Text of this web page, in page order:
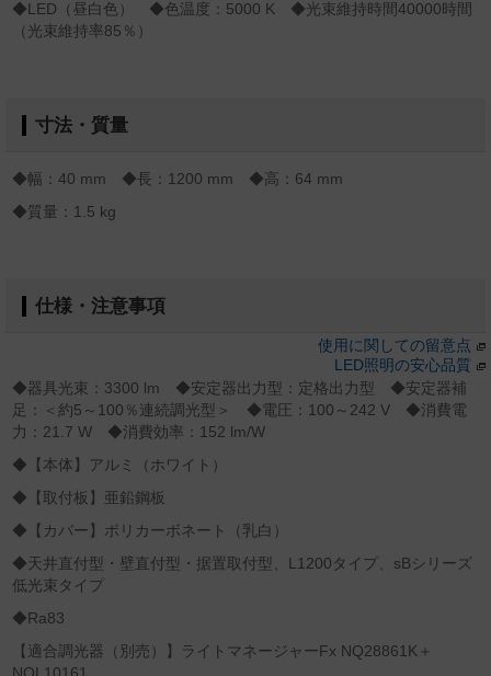
◆LED（昼白色） ◆色温度：5000 K ◆光束維持時間40000時間
（光束維持率85％）
寸法・質量
◆幅：40 mm ◆長：1200 mm ◆高：64 mm
◆質量：1.5 kg
仕様・注意事項
使用に関しての留意点
LED照明の安心品質
◆器具光束：3300 lm ◆安定器出力型：定格出力型 ◆安定器補
足：＜約5～100％連続調光型＞ ◆電圧：100～242 V ◆消費電
力：21.7 W ◆消費効率：152 lm/W
◆【本体】アルミ（ホワイト）
◆【取付板】亜鉛鋼板
◆【カバー】ポリカーボネート（乳白）
◆天井直付型・壁直付型・据置取付型、L1200タイプ、sBシリーズ
低光束タイプ
◆Ra83
【適合調光器（別売）】ライトマネージャーFx NQ28861K＋